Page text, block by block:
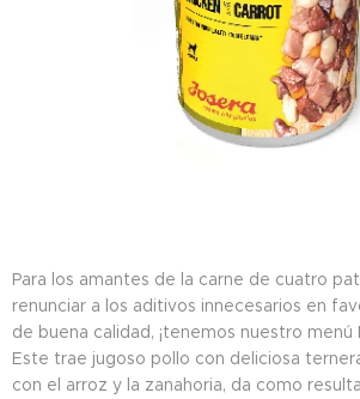
Para los amantes de la carne de cuatro
renunciar a los aditivos innecesarios en
de buena calidad, ¡tenemos nuestro menú
Este trae jugoso pollo con deliciosa
con el arroz y la zanahoria, da como